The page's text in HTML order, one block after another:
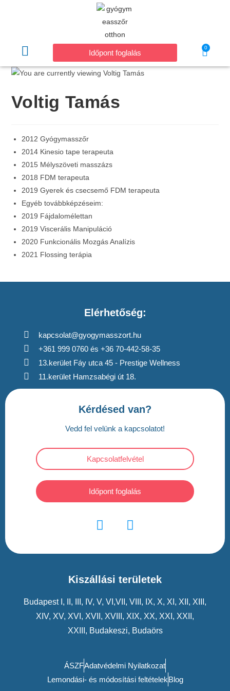
Időpont foglalás
0
Voltig Tamás
2012 Gyógymasszőr
2014 Kinesio tape terapeuta
2015 Mélyszöveti masszázs
2018 FDM terapeuta
2019 Gyerek és csecsemő FDM terapeuta
Egyéb továbbképzéseim:
2019 Fájdalomélettan
2019 Viscerális Manipuláció
2020 Funkcionális Mozgás Analízis
2021 Flossing terápia
Elérhetőség:
kapcsolat@gyogymasszort.hu
+361 999 0760 és +36 70-442-58-35
13.kerület Fáy utca 45 - Prestige Wellness
11.kerület Hamzsabégi út 18.
Kérdésed van?
Vedd fel velünk a kapcsolatot!
Kapcsolatfelvétel
Időpont foglalás
Kiszállási területek
Budapest , , , IV, V, VI ,VII, VIII , IX, X, XI , XII , XIII ,
XIV, XV, XVI , XVII , XVIII , XIX, XX, XXI , XXII ,
XXIII , Budakeszi, Budaörs
ÁSZFAdatvédelmi Nyilatkozat
Lemondási- és módosítási feltételekBlog